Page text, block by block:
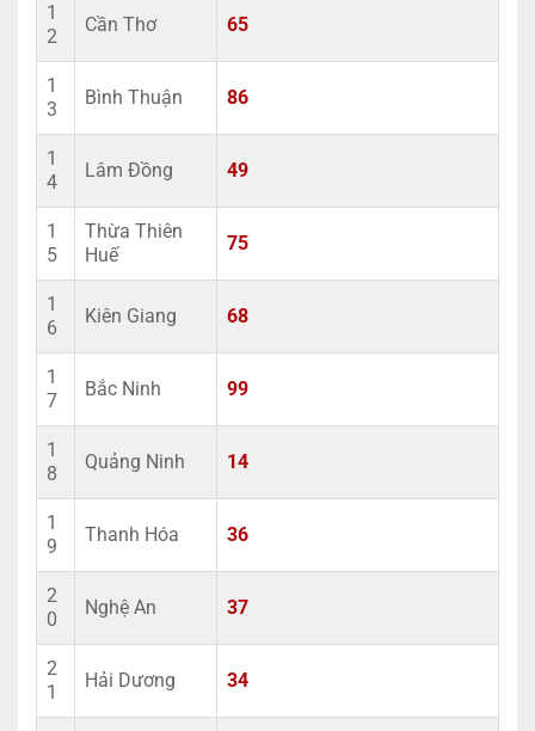
1
2
Cần Thơ 65
1
3
Bình Thuận 86
1
4
Lâm Đồng 49
1
5
Thừa Thiên
Huế
75
1
6
Kiên Giang 68
1
7
Bắc Ninh 99
1
8
Quảng Ninh 14
1
9
Thanh Hóa 36
2
0
Nghệ An 37
2
1
Hải Dương 34